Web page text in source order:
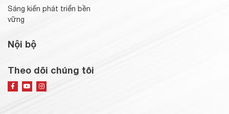
Sáng kiến phát triển bền
vững
Nội bộ
Theo dõi chúng tôi